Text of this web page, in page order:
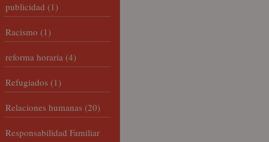
publicidad (1)
Racismo (1)
reforma horaria (4)
Refugiados (1)
Relaciones humanas (20)
Responsabilidad Familiar